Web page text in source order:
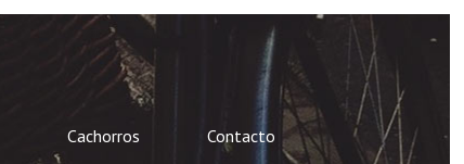
Cachorros Contacto